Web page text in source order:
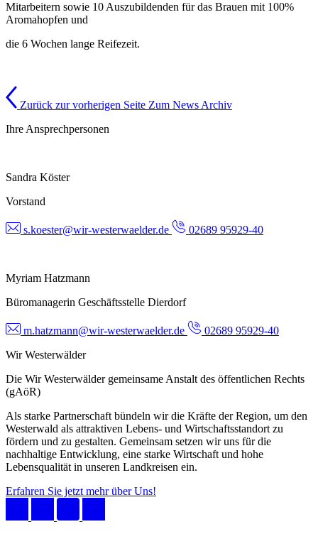
Mitarbeitern sowie 10 Auszubildenden für das Brauen mit 100%
Aromahopfen und
die 6 Wochen lange Reifezeit.
Zurück zur vorherigen Seite Zum News Archiv
Ihre Ansprechpersonen
Sandra Köster
Vorstand
s.koester@wir-westerwaelder.de 02689 95929-40
Myriam Hatzmann
Büromanagerin Geschäftsstelle Dierdorf
m.hatzmann@wir-westerwaelder.de
02689 95929-40
Wir Westerwälder
Die Wir Westerwälder gemeinsame Anstalt des öffentlichen Rechts
(gAöR)
Als starke Partnerschaft bündeln wir die Kräfte der Region, um den
Westerwald als attraktiven Lebens- und Wirtschaftsstandort zu
fördern und zu gestalten. Gemeinsam setzen wir uns für die
nachhaltige Entwicklung, eine starke Wirtschaft und hohe
Lebensqualität in unseren Landkreisen ein.
Erfahren Sie jetzt mehr über Uns!